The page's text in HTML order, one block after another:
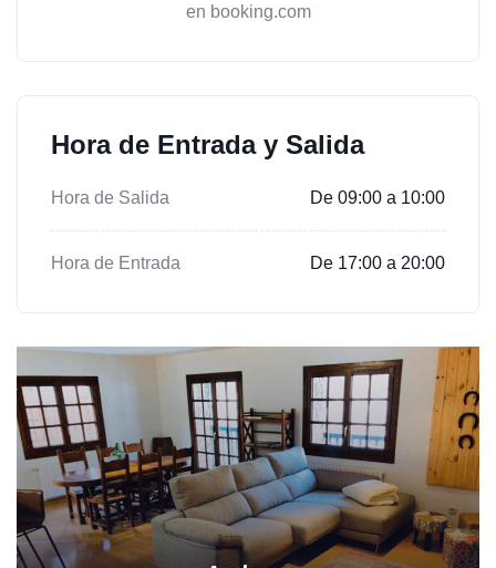
en booking.com
Hora de Entrada y Salida
Hora de Salida De 09:00 a 10:00
Hora de Entrada De 17:00 a 20:00